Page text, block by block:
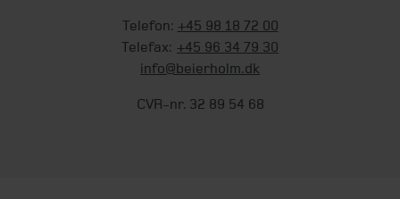
Telefon: +45 98 18 72 00
Telefax: +45 96 34 79 30
info@beierholm.dk
CVR-nr. 32 89 54 68